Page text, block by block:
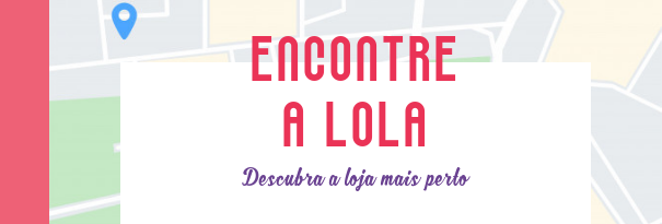
ENCONTRE
A LOLA
Descubra a loja mais perto